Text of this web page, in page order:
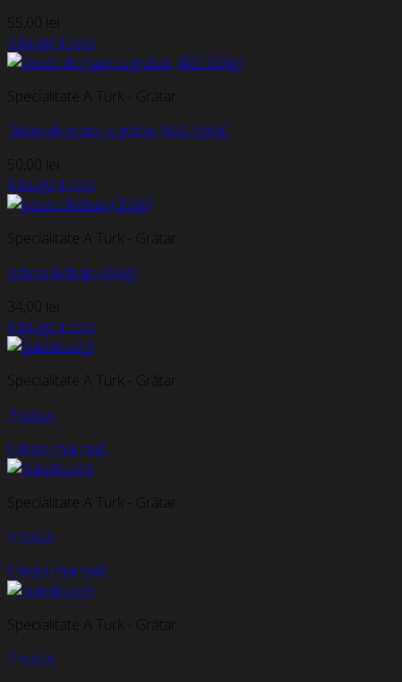
55,00 lei
Adaugă în coș
Specialitate A Turk - Grătar
Biban de mare la grătar (450-550g)
50,00 lei
Adaugă în coș
Specialitate A Turk - Grătar
Adana Kebap (350g)
34,00 lei
Adaugă în coș
Specialitate A Turk - Grătar
Produs
Citește mai mult
Specialitate A Turk - Grătar
Produs
Citește mai mult
Specialitate A Turk - Grătar
Produs